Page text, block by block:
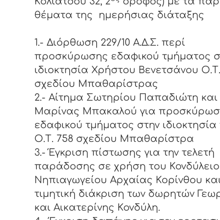
θέματα της ημερήσιας διάταξης
1.- Διόρθωση 229/10 Α.Δ.Σ. περί
προσκύρωσης εδαφικού τμήματος
ιδιοκτησία Χρήστου Βενετσάνου
σχεδίου Μπαθαρίστρας
2.- Αίτημα Σωτηρίου Παπαδιώτη και
Μαρίνας Μπακαλού για
εδαφικού τμήματος στην ιδιοκτησία
Ο.Τ. 758 σχεδίου Μπαθαρίστρα
3.- Έγκριση πίστωσης για την τελετή
παράδοσης σε χρήση του
Νηπιαγωγείου Αρχαίας Κορίνθου
τιμητική διάκριση των δωρητών
και Αικατερίνης Κονδύλη.